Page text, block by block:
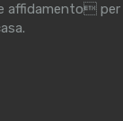
affidamento per